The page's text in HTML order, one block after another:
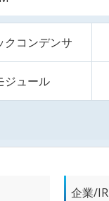
クコンデンサ
ジュール
企業/IR